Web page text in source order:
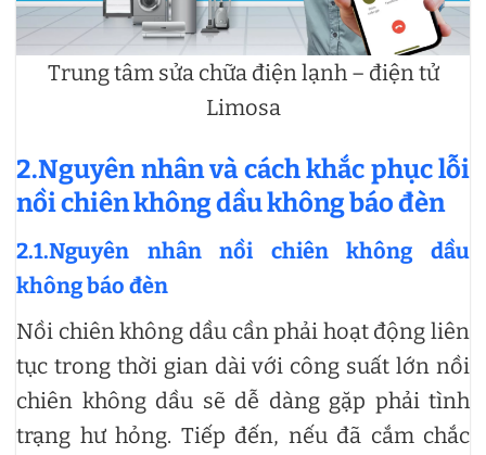
Trung tâm sửa chữa điện lạnh – điện tử
Limosa
2.Nguyên nhân và cách khắc phục lỗi
nồi chiên không dầu không báo đèn
2.1.Nguyên nhân nồi chiên không dầu
không báo đèn
Nồi chiên không dầu cần phải hoạt động liên
tục trong thời gian dài với công suất lớn nồi
chiên không dầu sẽ dễ dàng gặp phải tình
trạng hư hỏng. Tiếp đến, nếu đã cắm chắc